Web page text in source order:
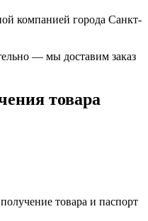
компанией города Санкт-
— мы доставим заказ
товара
товара и паспорт